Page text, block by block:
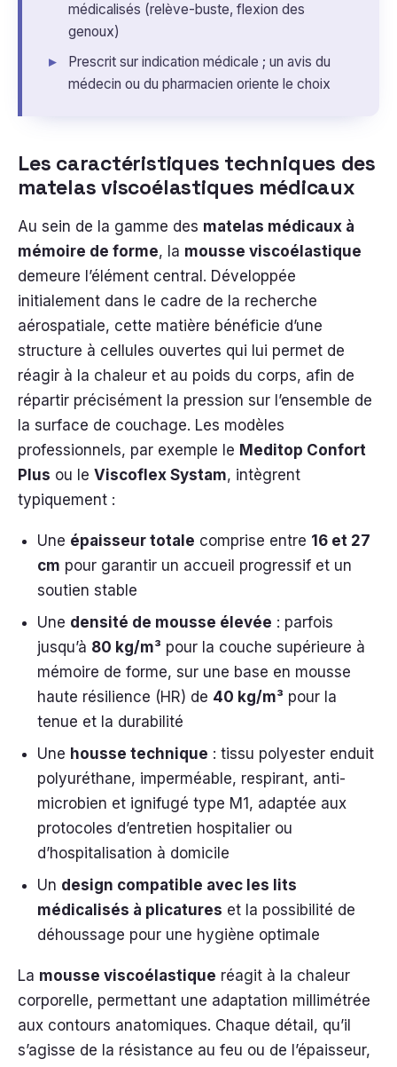
médicalisés (relève-buste, flexion des
genoux)
Prescrit sur indication médicale ; un avis du
médecin ou du pharmacien oriente le choix
Les caractéristiques techniques des
matelas viscoélastiques médicaux
Au sein de la gamme des matelas médicaux à
mémoire de forme, la mousse viscoélastique
demeure l’élément central. Développée
initialement dans le cadre de la recherche
aérospatiale, cette matière bénéficie d’une
structure à cellules ouvertes qui lui permet de
réagir à la chaleur et au poids du corps, afin de
répartir précisément la pression sur l’ensemble de
la surface de couchage. Les modèles
professionnels, par exemple le Meditop Confort
Plus ou le Viscoflex Systam, intègrent
typiquement :
Une épaisseur totale comprise entre 16 et 27
cm pour garantir un accueil progressif et un
soutien stable
Une densité de mousse élevée : parfois
jusqu’à 80 kg/m³ pour la couche supérieure à
mémoire de forme, sur une base en mousse
haute résilience (HR) de 40 kg/m³ pour la
tenue et la durabilité
Une housse technique : tissu polyester enduit
polyuréthane, imperméable, respirant, anti-
microbien et ignifugé type M1, adaptée aux
protocoles d’entretien hospitalier ou
d’hospitalisation à domicile
Un design compatible avec les lits
médicalisés à plicatures et la possibilité de
déhoussage pour une hygiène optimale
La mousse viscoélastique réagit à la chaleur
corporelle, permettant une adaptation millimétrée
aux contours anatomiques. Chaque détail, qu’il
s’agisse de la résistance au feu ou de l’épaisseur,